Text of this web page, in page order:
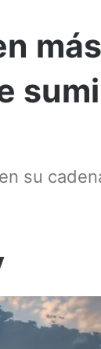
más
su